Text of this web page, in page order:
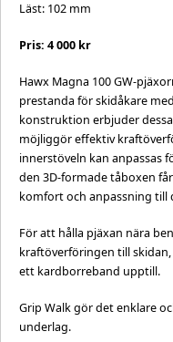
Läst: 102 mm
Pris: 4 000 kr
Hawx Magna 100 GW-
prestanda för skidåkare
konstruktion erbjuder
möjliggör effektiv
innerstöveln kan anpassas
den 3D-formade tåboxen
komfort och anpassning till
För att hålla pjäxan nära
kraftöverföringen till
ett kardborreband upptill.
Grip Walk gör det enklare
underlag.